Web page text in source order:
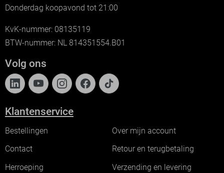
Donderdag koopavond tot 21:00
KvK-nummer: 08135119
BTW-nummer: NL 814351554.B01
Volg ons
Klantenservice
Bestellingen
Over mijn account
Contact
Retour en terugbetaling
Herroeping
Verzending en levering